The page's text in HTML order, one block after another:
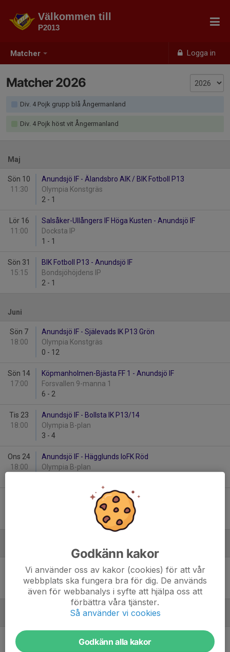
Matcher Logga in
Välkommen till
P2013
Matcher 2026
Div. 4 Pojk grupp blå Ångermanland
Div. 4 Pojk höst vit Ångermanland
Maj
Sön 10
11:30
Anundsjö IF - Älandsbro AIK / BIK Fotboll P13
Olympia Konstgräs
2 - 1
Lör 16
11:00
Salsåker-Ullångers IF Höga Kusten - Anundsjö IF
Docksta IP
1 - 1
Sön 31
15:15
BIK Fotboll P13 - Anundsjö IF
Bondsjöhöjdens IP
2 - 1
Juni
Sön 7
18:00
Anundsjö IF - Själevads IK P13 Grön
Olympia Konstgräs
0 - 12
Sön 14
17:00
Köpmanholmen-Bjästa FF 1 - Anundsjö IF
Forsvallen 9-manna 1
6 - 2
Tis 23
18:00
Anundsjö IF - Bollsta IK P13/14
Olympia B-plan
3 - 4
Ons 24
18:00
Anundsjö IF - Hägglunds IoFK Röd
Olympia B-plan
Domsjö IF P13 - Anundsjö IF
Fre 3
19:00
Anundsjö IF - BIK Fotboll/Älandsbro
Olympia B-plan
4 -2
Lör 8
10:00
BK Örnen - Anundsjö IF
Godkänn kakor
Vi använder oss av kakor (cookies) för att vår
webbplats ska fungera bra för dig. De används
även för webbanalys i syfte att hjälpa oss att
förbättra våra tjänster.
Så använder vi cookies
Godkänn alla kakor